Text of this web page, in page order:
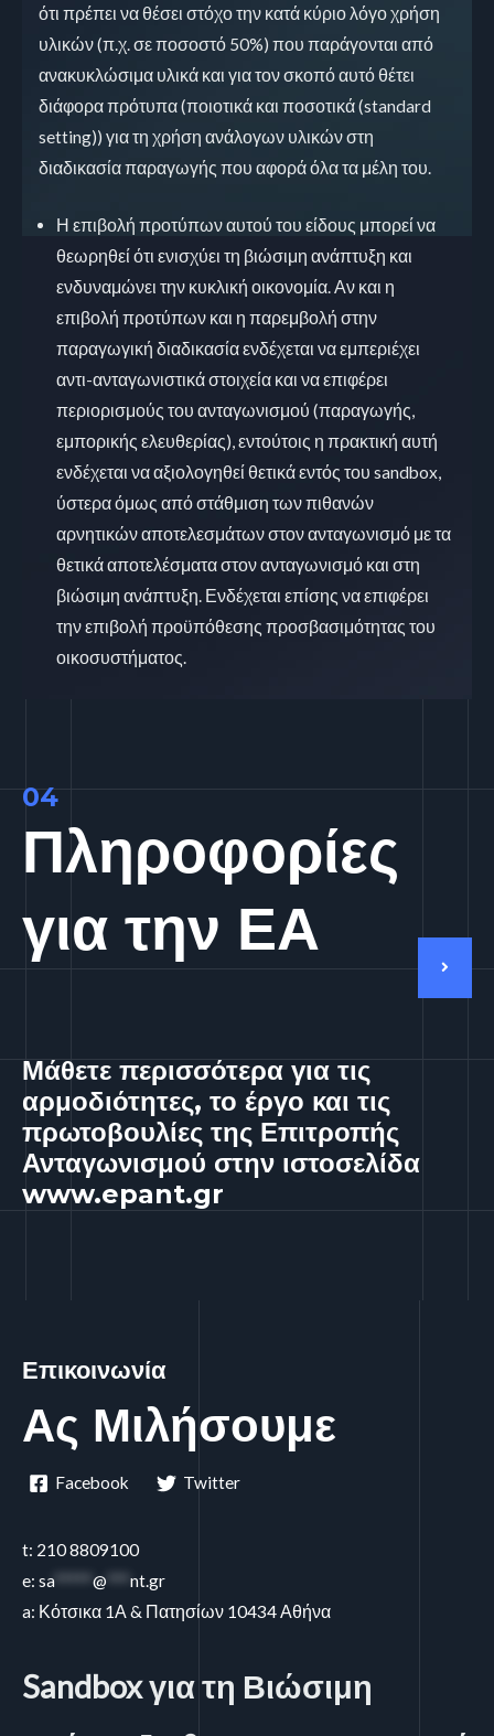
ότι πρέπει να θέσει στόχο την κατά κύριο λόγο χρήση
υλικών (π.χ. σε ποσοστό 50%) που παράγονται από
ανακυκλώσιμα υλικά και για τον σκοπό αυτό θέτει
διάφορα πρότυπα (ποιοτικά και ποσοτικά (standard
setting)) για τη χρήση ανάλογων υλικών στη
διαδικασία παραγωγής που αφορά όλα τα μέλη του.
Η επιβολή προτύπων αυτού του είδους μπορεί να
θεωρηθεί ότι ενισχύει τη βιώσιμη ανάπτυξη και
ενδυναμώνει την κυκλική οικονομία. Αν και η
επιβολή προτύπων και η παρεμβολή στην
παραγωγική διαδικασία ενδέχεται να εμπεριέχει
αντι-ανταγωνιστικά στοιχεία και να επιφέρει
περιορισμούς του ανταγωνισμού (παραγωγής,
εμπορικής ελευθερίας), εντούτοις η πρακτική αυτή
ενδέχεται να αξιολογηθεί θετικά εντός του sandbox,
ύστερα όμως από στάθμιση των πιθανών
αρνητικών αποτελεσμάτων στον ανταγωνισμό με τα
θετικά αποτελέσματα στον ανταγωνισμό και στη
βιώσιμη ανάπτυξη. Ενδέχεται επίσης να επιφέρει
την επιβολή προϋπόθεσης προσβασιμότητας του
οικοσυστήματος.
04
Πληροφορίες
για την ΕΑ
Μάθετε περισσότερα για τις
αρμοδιότητες, το έργο και τις
πρωτοβουλίες της Επιτροπής
Ανταγωνισμού στην ιστοσελίδα
www.epant.gr
Επικοινωνία
Ας Μιλήσουμε
Facebook Twitter
t: 210 8809100
e: sa***** @
nt.gr
a: Κότσικα 1Α & Πατησίων 10434 Αθήνα
Sandbox για τη Βιώσιμη